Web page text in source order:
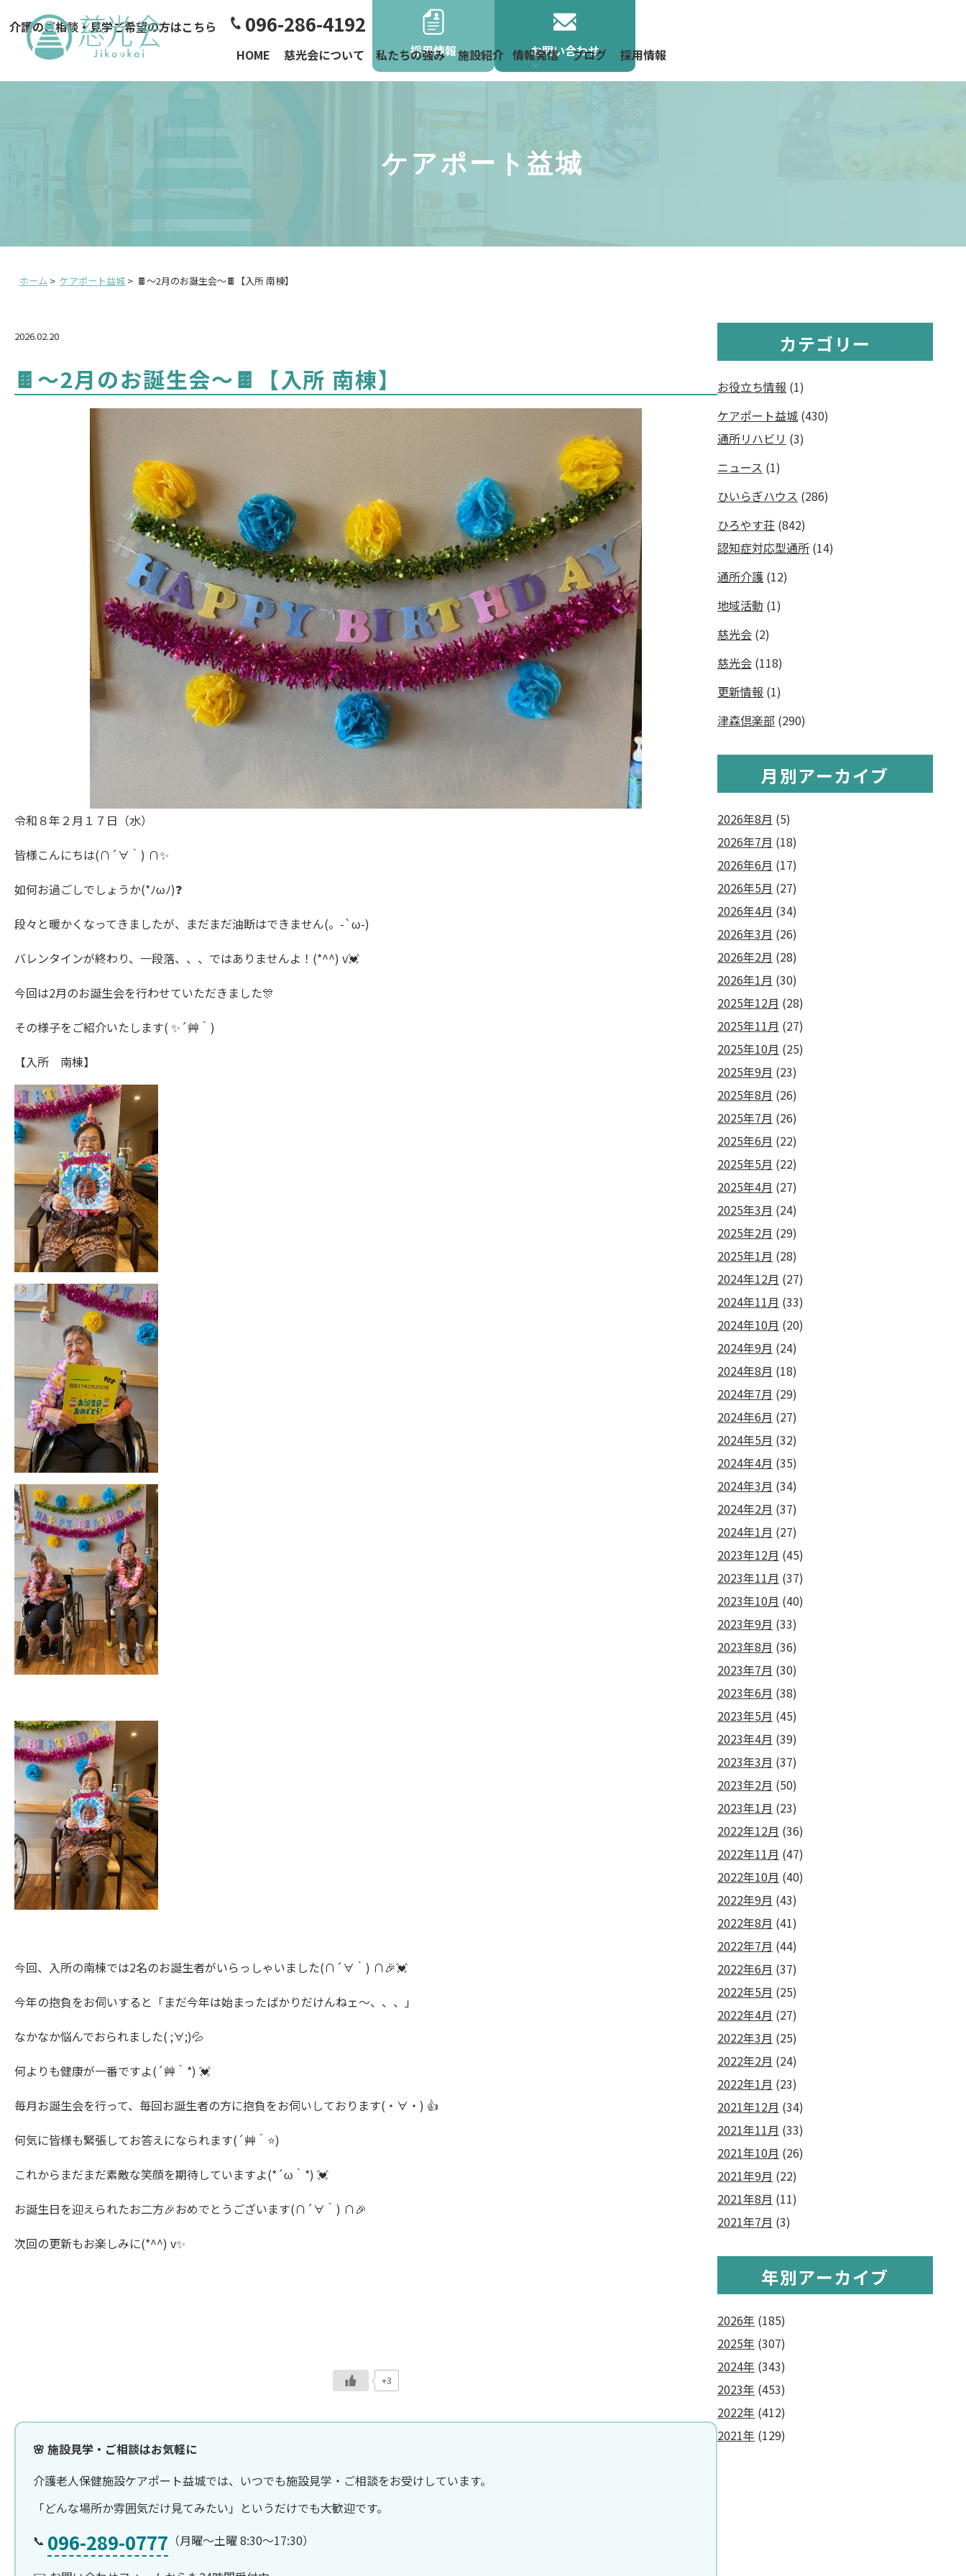
介護のご相談・見学ご希望の方はこちら 096-286-4192
採用情報 お問い合わせ
HOME 慈光会について 私たちの強み 施設紹介 情報発信 ブログ 採用情報
ケアポート益城
ホーム > ケアポート益城> 🍫～2月のお誕生会～🍫【入所 南棟】
2026.02.20
🍫～2月のお誕生会～🍫【入所 南棟】
令和８年２月１７日（水）
皆様こんにちは(∩´∀｀) ∩✨
如何お過ごしでしょうか(*ﾉωﾉ)❓
段々と暖かくなってきましたが、まだまだ油断はできません(。-`ω-)
バレンタインが終わり、一段落、、、ではありませんよ！(*^^) v💓
今回は2月のお誕生会を行わせていただきました🎊
その様子をご紹介いたします( ✨´艸｀)
【入所 南棟】
今回、入所の南棟では2名のお誕生者がいらっしゃいました(∩´∀｀) ∩🎉💓
今年の抱負をお伺いすると「まだ今年は始まったばかりだけんねェ～、、、」
なかなか悩んでおられました( ;∀;)💦
何よりも健康が一番ですよ(´艸｀*) 💓
毎月お誕生会を行って、毎回お誕生者の方に抱負をお伺いしております(・∀・) 👍
何気に皆様も緊張してお答えになられます(´艸｀⭐)
これからまだまだ素敵な笑顔を期待していますよ(*´ω｀*) 💓
お誕生日を迎えられたお二方🎉おめでとうございます(∩´∀｀) ∩🎉
次回の更新もお楽しみに(*^^) v✨
+3
🌸 施設見学・ご相談はお気軽に
介護老人保健施設ケアポート益城では、いつでも施設見学・ご相談をお受けしています。
「どんな場所か雰囲気だけ見てみたい」というだけでも大歓迎です。
📞 096-289-0777 （月曜〜土曜 8:30〜17:30）
カテゴリー
お役立ち情報 (1)
ケアポート益城 (430)
通所リハビリ (3)
ニュース (1)
ひいらぎハウス (286)
ひろやす荘 (842)
認知症対応型通所 (14)
通所介護 (12)
地域活動 (1)
慈光会 (2)
慈光会 (118)
更新情報 (1)
津森倶楽部 (290)
月別アーカイブ
2026年8月 (5)
2026年7月 (18)
2026年6月 (17)
2026年5月 (27)
2026年4月 (34)
2026年3月 (26)
2026年2月 (28)
2026年1月 (30)
2025年12月 (28)
2025年11月 (27)
2025年10月 (25)
2025年9月 (23)
2025年8月 (26)
2025年7月 (26)
2025年6月 (22)
2025年5月 (22)
2025年4月 (27)
2025年3月 (24)
2025年2月 (29)
2025年1月 (28)
2024年12月 (27)
2024年11月 (33)
2024年10月 (20)
2024年9月 (24)
2024年8月 (18)
2024年7月 (29)
2024年6月 (27)
2024年5月 (32)
2024年4月 (35)
2024年3月 (34)
2024年2月 (37)
2024年1月 (27)
2023年12月 (45)
2023年11月 (37)
2023年10月 (40)
2023年9月 (33)
2023年8月 (36)
2023年7月 (30)
2023年6月 (38)
2023年5月 (45)
2023年4月 (39)
2023年3月 (37)
2023年2月 (50)
2023年1月 (23)
2022年12月 (36)
2022年11月 (47)
2022年10月 (40)
2022年9月 (43)
2022年8月 (41)
2022年7月 (44)
2022年6月 (37)
2022年5月 (25)
2022年4月 (27)
2022年3月 (25)
2022年2月 (24)
2022年1月 (23)
2021年12月 (34)
2021年11月 (33)
2021年10月 (26)
2021年9月 (22)
2021年8月 (11)
2021年7月 (3)
年別アーカイブ
2026年 (185)
2025年 (307)
2024年 (343)
2023年 (453)
2022年 (412)
2021年 (129)